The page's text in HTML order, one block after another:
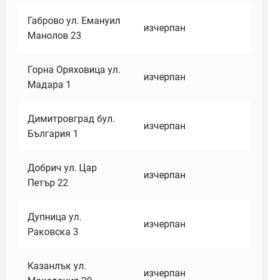
Габрово ул. Емануил
Манолов 23
изчерпан
Горна Оряховица ул.
Мадара 1
изчерпан
Димитровград бул.
България 1
изчерпан
Добрич ул. Цар
Петър 22
изчерпан
Дупница ул.
Раковска 3
изчерпан
Казанлък ул.
изчерпан